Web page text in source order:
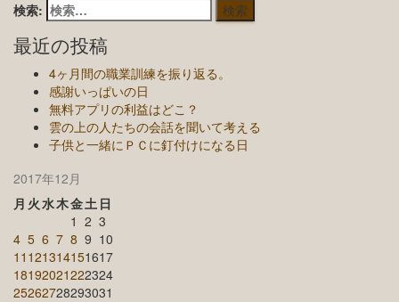
検索:
最近の投稿
4ヶ月間の職業訓練を振り返る。
感謝いっぱいの日
無料アプリの利益はどこ？
雲の上の人たちの会話を聞いて考える
子供と一緒にＰＣに釘付けになる日
2017年12月
月 火水木金土 日
1 2 3
4 5 6 7 8 9 10
11 121314151617
18192021222324
25262728293031